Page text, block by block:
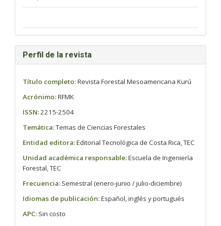
Perfil de la revista
Título completo:Revista Forestal Mesoamericana Kurú
Acrónimo:RFMK
ISSN:2215-2504
Temática:Temas de Ciencias Forestales
Entidad editora:Editorial Tecnológica de Costa Rica, TEC
Unidad académica responsable:Escuela de Ingeniería
Forestal, TEC
Frecuencia: Semestral (enero-junio / julio-diciembre)
Idiomas de publicación:Español, inglés y portugués
APC: Sin costo